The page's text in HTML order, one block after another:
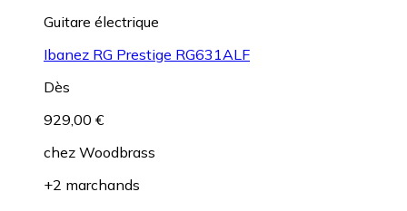
Guitare électrique
Ibanez RG Prestige RG631ALF
Dès
929,00 €
chez Woodbrass
+2 marchands